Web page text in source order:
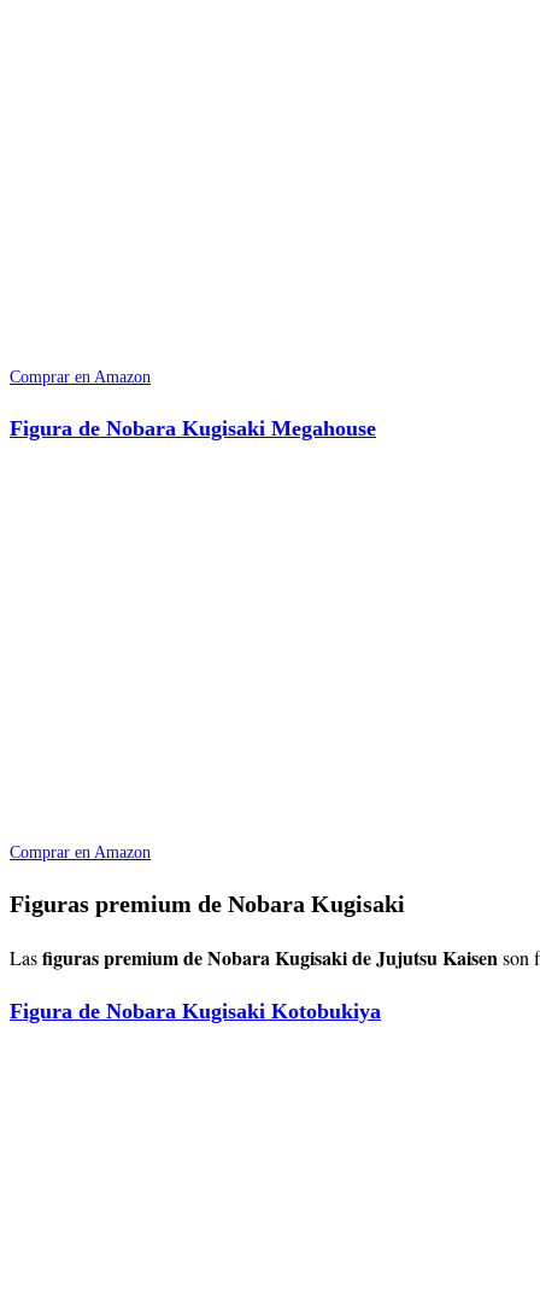
Comprar en Amazon
Figura de Nobara Kugisaki Megahouse
Comprar en Amazon
Figuras premium de Nobara Kugisaki
Lasfiguras premium de Nobara Kugisaki deJujutsu Kaisenson
Figura de Nobara Kugisaki Kotobukiya